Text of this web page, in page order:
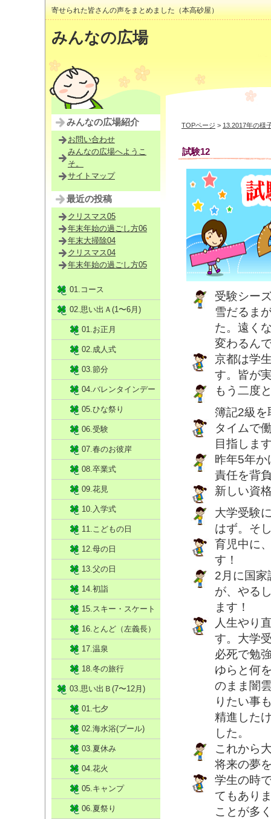
寄せられた皆さんの声をまとめました（本高砂屋）
みんなの広場
TOPページ > 13.2017年の様
試験12
受験シー
雪だるま
た。遠く
変わるん
京都は学
す。皆が
もう二度
簿記2級を
タイムで
目指しま
昨年5年
責任を背
新しい資
大学受験
はず。そ
育児中に
す！
2月に国家
が、やる
ます！
人生やり
す。大学
必死で勉
ゆらと何
のまま闇
りたい事
精進した
した。
これから
将来の夢
学生の時
てもあり
ことが多
みんなの広場紹介
お問い合わせ
みんなの広場へようこ
そ。
サイトマップ
最近の投稿
クリスマス05
年末年始の過ごし方06
年末大掃除04
クリスマス04
年末年始の過ごし方05
01.コース
02.思い出Ａ(1〜6月)
01.お正月
02.成人式
03.節分
04.バレンタインデー
05.ひな祭り
06.受験
07.春のお彼岸
08.卒業式
09.花見
10.入学式
11.こどもの日
12.母の日
13.父の日
14.初詣
15.スキー・スケート
16.とんど（左義長）
17.温泉
18.冬の旅行
03.思い出Ｂ(7〜12月)
01.七夕
02.海水浴(プール)
03.夏休み
04.花火
05.キャンプ
06.夏祭り